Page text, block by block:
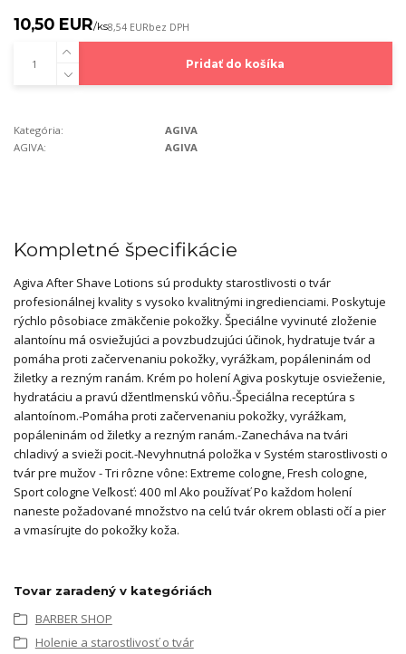
10,50 EUR/ks8,54 EURbez DPH
Pridať do košíka
Kategória:
AGIVA
AGIVA:
AGIVA
Kompletné špecifikácie
Agiva After Shave Lotions sú produkty starostlivosti o tvár
profesionálnej kvality s vysoko kvalitnými ingredienciami. Poskytuje
rýchlo pôsobiace zmäkčenie pokožky. Špeciálne vyvinuté zloženie
alantoínu má osviežujúci a povzbudzujúci účinok, hydratuje tvár a
pomáha proti začervenaniu pokožky, vyrážkam, popáleninám od
žiletky a rezným ranám. Krém po holení Agiva poskytuje osvieženie,
hydratáciu a pravú džentlmenskú vôňu.-Špeciálna receptúra ​​s
alantoínom.-Pomáha proti začervenaniu pokožky, vyrážkam,
popáleninám od žiletky a rezným ranám.-Zanecháva na tvári
chladivý a svieži pocit.-Nevyhnutná položka v Systém starostlivosti o
tvár pre mužov - Tri rôzne vône: Extreme cologne, Fresh cologne,
Sport cologne Veľkosť: 400 ml Ako používať Po každom holení
naneste požadované množstvo na celú tvár okrem oblasti očí a pier
a vmasírujte do pokožky koža.
Tovar zaradený v kategóriách
BARBER SHOP
Holenie a starostlivosť o tvár